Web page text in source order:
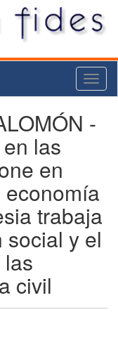
-
las
en
trabaja
y el
civil